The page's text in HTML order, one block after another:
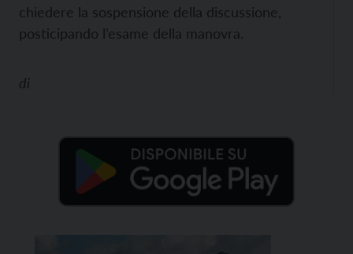
chiedere la sospensione della discussione,
posticipando l’esame della manovra.
di